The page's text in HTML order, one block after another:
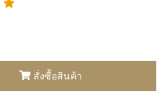
สั่งซื้อสินค้า